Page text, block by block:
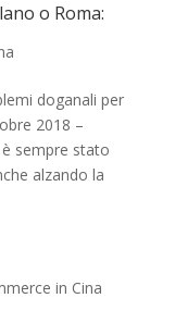
o Roma:
doganali per
2018 –
è sempre stato
alzando la
in Cina